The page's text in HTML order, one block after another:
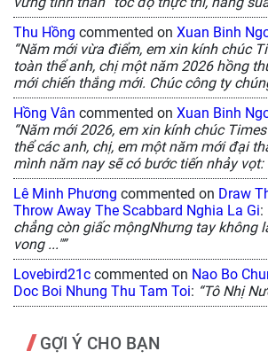
Thu Hồng commented on Xuan Binh
“Năm mới vừa điểm, em xin kính chúc
toàn thể anh, chị một năm 2026 hồng
mới chiến thắng mới. Chúc công ty
Hồng Vân commented on Xuan Binh
“Năm mới 2026, em xin kính chúc
thể các anh, chị, em một năm mới đại
mình năm nay sẽ có bước tiến nhảy vọt:
Lê Minh Phương commented on Draw
Throw Away The Scabbard Nghia La Gi:
chẳng còn giấc mộngNhưng tay không
vong ..."”
Lovebird21c commented on Nao Bo
Doc Boi Nhung Thu Tam Toi: “Tô Nhị
GỢI Ý CHO BẠN